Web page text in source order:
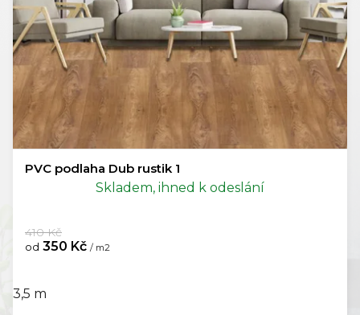
PVC podlaha Dub rustik 1
Skladem, ihned k odeslání
od 350 Kč / m2
410 Kč
3,5 m